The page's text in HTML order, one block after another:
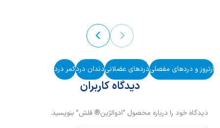
آرتروز و دردهای مفصلیدردهای عضلانیدندان دردکمر درد
دیدگاه کاربران
دیدگاه خود را درباره محصول “ادوالژین® فلش” بنویسید.